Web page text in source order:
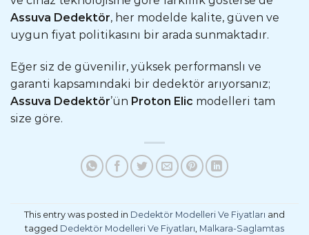
Assuva Dedektör, her modelde kalite, güven ve
uygun fiyat politikasını bir arada sunmaktadır.
Eğer siz de güvenilir, yüksek performanslı ve
garanti kapsamındaki bir dedektör arıyorsanız;
Assuva Dedektör’ün Proton Elic modelleri tam
size göre.
This entry was posted in Dedektör Modelleri Ve Fiyatları and
tagged Dedektör Modelleri Ve Fiyatları, Malkara-Saglamtas